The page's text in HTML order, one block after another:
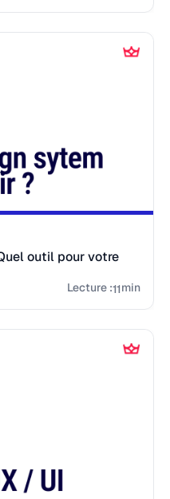
outil pour votre
Lecture :11min